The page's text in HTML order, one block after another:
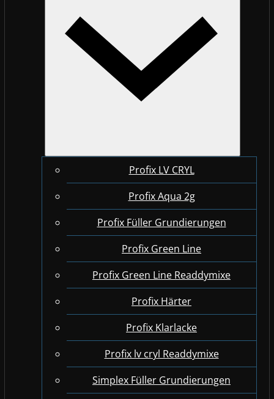
Profix LV CRYL
Profix Aqua 2g
Profix Füller Grundierungen
Profix Green Line
Profix Green Line Readdymixe
Profix Härter
Profix Klarlacke
Profix lv cryl Readdymixe
Simplex Füller Grundierungen